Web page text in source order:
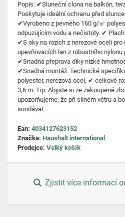
Popis: ✔Sluneční clona na balkón,
Poskytuje ideální ochranu před
✔Vyrobeno z pevného 160 g/㎡
odpuzujícím vodu a nečistoty. ✔
✔S oky na rozích z nerezové oceli
upevňovacích lan z robustního
✔Snadná přeprava díky nízké
✔Snadná montáž. Technické
polyester, nerezová ocel, ✔ celkové
3,6 m. Tip: Abyste si ze zakoupené
upozorňujeme, že při silném větru a
sundávat.
Ean: 4034127623152
Značka: Haushalt international
Prodejce: Velký košík
Zjistit více informací